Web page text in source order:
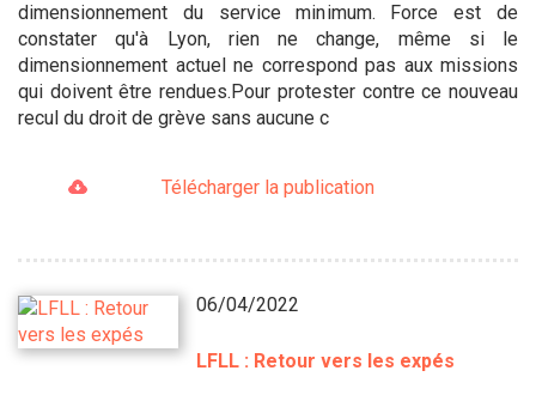
dimensionnement du service minimum. Force est de
constater qu'à Lyon, rien ne change, même si le
dimensionnement actuel ne correspond pas aux missions
qui doivent être rendues.Pour protester contre ce nouveau
recul du droit de grève sans aucune c
Télécharger la publication
06/04/2022
LFLL : Retour vers les expés